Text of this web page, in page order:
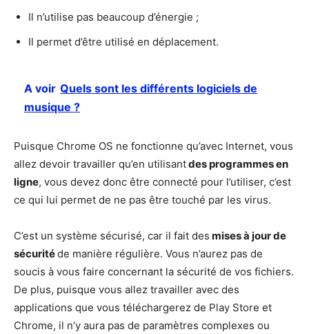
Il n’utilise pas beaucoup d’énergie ;
Il permet d’être utilisé en déplacement.
A voir Quels sont les différents logiciels de
musique ?
Puisque Chrome OS ne fonctionne qu’avec Internet, vous
allez devoir travailler qu’en utilisantdes programmes en
ligne, vous devez donc être connecté pour l’utiliser, c’est
ce qui lui permet de ne pas être touché par les virus.
C’est un système sécurisé, car il fait des mises à jour de
sécuritéde manière régulière. Vous n’aurez pas de
soucis à vous faire concernant la sécurité de vos fichiers.
De plus, puisque vous allez travailler avec des
applications que vous téléchargerez de Play Store et
Chrome, il n’y aura pas de paramètres complexes ou